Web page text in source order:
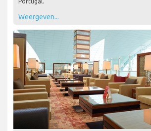
Portugal.
Weergeven...